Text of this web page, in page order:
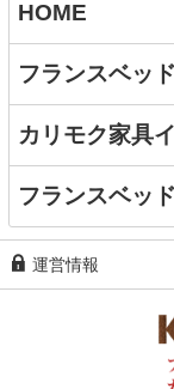
HOME
フランスベッ
カリモク家具
フランスベッ
運営情報